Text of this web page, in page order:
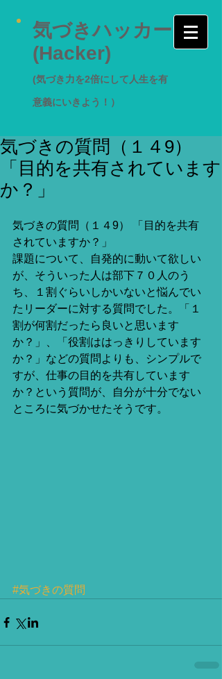
気づきハッカー
(Hacker)
(気づき力を2倍にして人生を有
意義にいきよう！）
気づきの質問（１４9）
「目的を共有されています
か？」
気づきの質問（１４9） 「目的を共有
されていますか？」
課題について、自発的に動いて欲しい
が、そういった人は部下７０人のう
ち、１割ぐらいしかいないと悩んでい
たリーダーに対する質問でした。「１
割が何割だったら良いと思います
か？」、「役割ははっきりしています
か？」などの質問よりも、シンプルで
すが、仕事の目的を共有しています
か？という質問が、自分が十分でない
ところに気づかせたそうです。
#気づきの質問